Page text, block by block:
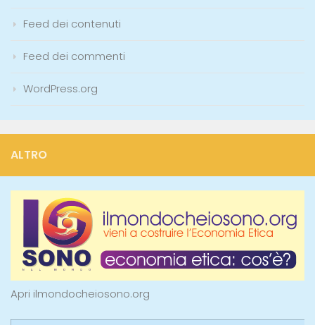
Feed dei contenuti
Feed dei commenti
WordPress.org
ALTRO
Apri ilmondocheiosono.org